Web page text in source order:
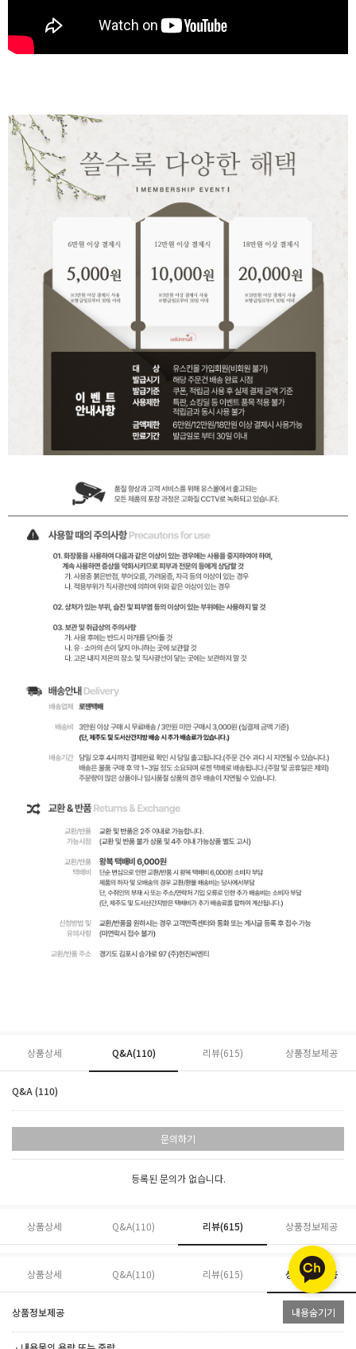
상품상세 Q&A(110) 리뷰(615) 상품정보제공
Q&A (110)
문의하기
등록된 문의가 없습니다.
상품상세 Q&A(110) 리뷰(615) 상품정보제공
상품상세 Q&A(110) 리뷰(615) 상품정보제공
상품정보제공 내용숨기기